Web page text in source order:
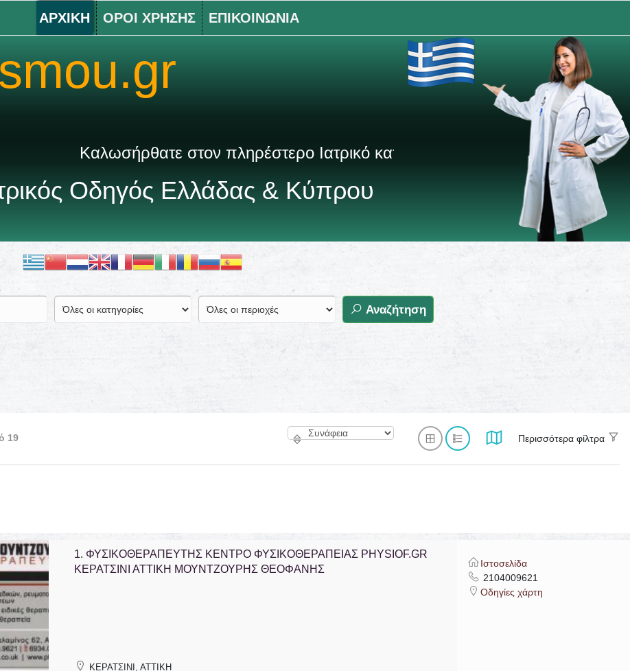
ΑΡΧΙΚΗ ΟΡΟΙ ΧΡΗΣΗΣ ΕΠΙΚΟΙΝΩΝΙΑ
Οδηγός Ελλάδας & Κύπρου
στον πληρέστερο Ιατρικό κατάλογο Ελλάδας & Κύπρου
Αναζήτηση
ΛΕΥΚΩΣΙΑ ΚΥΠΡΟΣ ΜΑΝΑΡΙΔΗΣ
ΣΩΤΟΣ
ΜΑΝΩΛΙΔΗΣ ΑΛΕΞΑΝΔΡΟΣ
19 Περισσότερα φίλτρα
1. ΦΥΣΙΚΟΘΕΡΑΠΕΥΤΗΣ ΚΕΝΤΡΟ ΦΥΣΙΚΟΘΕΡΑΠΕΙΑΣ PHYSIOF.GR
ΚΕΡΑΤΣΙΝΙ ΑΤΤΙΚΗ ΜΟΥΝΤΖΟΥΡΗΣ ΘΕΟΦΑΝΗΣ
ΚΕΡΑΤΣΙΝΙ, ΑΤΤΙΚΗ
Ιστοσελίδα
2104009621
Οδηγίες χάρτη